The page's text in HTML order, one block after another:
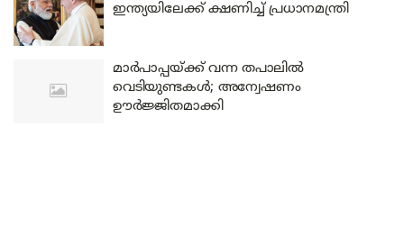
ഇന്ത്യയിലേക്ക് ക്ഷണിച്ച് പ്രധാനമന്ത്രി
മാര്‍പാപ്പയ്ക്ക് വന്ന തപാലില്‍
വെടിയുണ്ടകള്‍; അന്വേഷണം
ഊര്‍ജ്ജിതമാക്കി